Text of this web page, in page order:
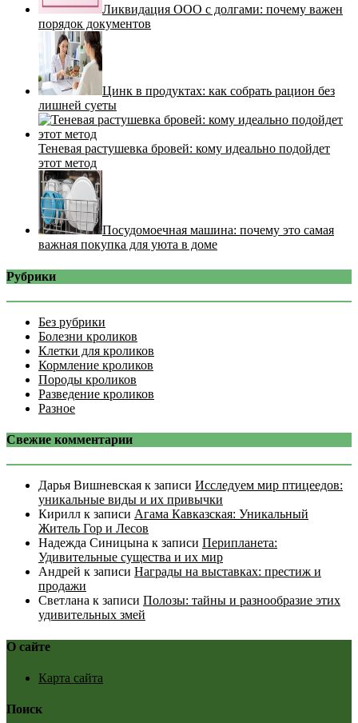
Ликвидация ООО с долгами: почему важен
порядок документов
Цинк в продуктах: как собрать рацион без
лишней суеты
Теневая растушевка бровей: кому идеально подойдет
этот метод
Посудомоечная машина: почему это самая
важная покупка для уюта в доме
Рубрики
Без рубрики
Болезни кроликов
Клетки для кроликов
Кормление кроликов
Породы кроликов
Разведение кроликов
Разное
Свежие комментарии
Дарья Вишневская к записи Исследуем мир птицеедов:
уникальные виды и их привычки
Кирилл к записи Агама Кавказская: Уникальный
Житель Гор и Лесов
Надежда Синицына к записи Перипланета:
Удивительные существа и их мир
Андрей к записи Награды на выставках: престиж и
продажи
Светлана к записи Полозы: тайны и разнообразие этих
удивительных змей
О сайте
Карта сайта
Поиск